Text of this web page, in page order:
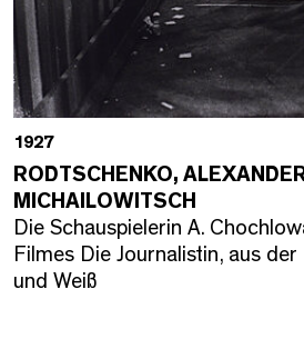
1927
RODTSCHENKO,
MICHAILOWITSCH
Die Schauspielerin A.
Filmes Die Journalistin, aus
und Weiß